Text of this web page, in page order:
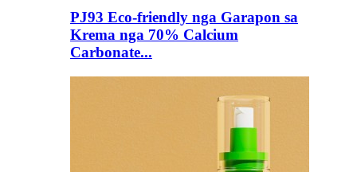
PJ93 Eco-friendly nga Garapon sa
Krema nga 70% Calcium
Carbonate...